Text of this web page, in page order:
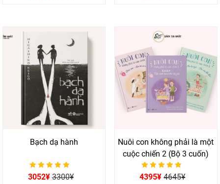
Bạch dạ hành
Được xếp hạng
0
3052¥ 3300¥
Nuôi con không phải là một
cuộc chiến 2 (Bộ 3 cuốn)
Được xếp hạng
0
4395¥ 4645¥